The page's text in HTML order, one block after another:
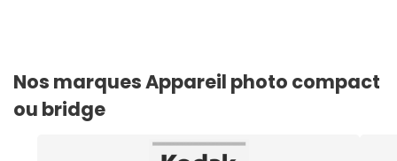
Nos marques Appareil photo compact
ou bridge